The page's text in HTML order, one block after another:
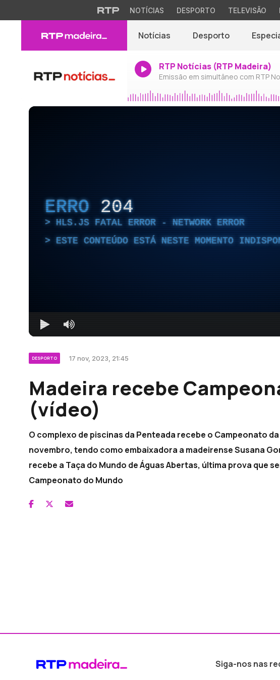
NOTÍCIAS DESPORTO TELEVISÃO
Notícias Desporto
RTP Notícias (RTP Madeira)
Emissão em simultâneo com RTP
ERRO 204
HLS.JS FATAL ERROR - NETWORK ERROR
ESTE CONTEÚDO ESTÁ NESTE MOMENTO
DESPORTO 17 nov, 2023, 21:45
Madeira recebe
(vídeo)
O complexo de piscinas da Penteada recebe o Campeonato
novembro, tendo como embaixadora a madeirense Susana
recebe a Taça do Mundo de Águas Abertas, última prova que
Campeonato do Mundo
Siga-nos nas